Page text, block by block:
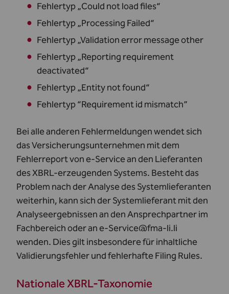
Fehlertyp „Could not load files“
Fehlertyp „Processing Failed“
Fehlertyp „Validation error message other
Fehlertyp „Reporting requirement
deactivated“
Fehlertyp „Entity not found“
Fehlertyp “Requirement id mismatch”
Bei alle anderen Fehlermeldungen wendet sich
das Versicherungsunternehmen mit dem
Fehlerreport von e-Service an den Lieferanten
des XBRL-erzeugenden Systems. Besteht das
Problem nach der Analyse des Systemlieferanten
weiterhin, kann sich der Systemlieferant mit den
Analyseergebnissen an denAnsprechpartner im
Fachbereichoder ane-Service@fma-li.li
wenden. Dies gilt insbesondere für inhaltliche
Validierungsfehler und fehlerhafte Filing Rules.
Nationale XBRL-Taxonomie